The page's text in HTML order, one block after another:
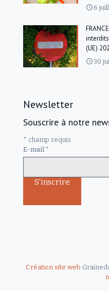
6
(UE)
30
Newsletter
Souscrire à notre
* champ requis
E-mail *
Création site web